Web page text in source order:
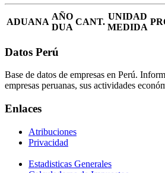
ADUANA
AÑO
DUA
CANT.
UNIDAD
MEDIDA
Datos Perú
Base de datos de empresas en Perú.
empresas peruanas, sus actividades
Enlaces
Atribuciones
Privacidad
Estadisticas Generales